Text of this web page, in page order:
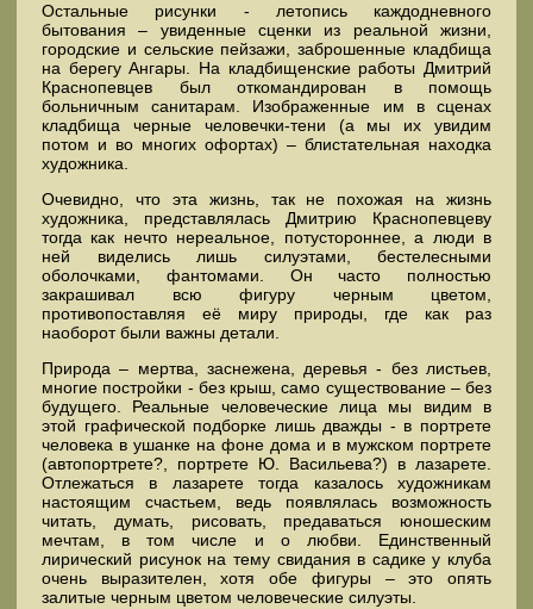
Остальные рисунки - летопись каждодневного
бытования – увиденные сценки из реальной жизни,
городские и сельские пейзажи, заброшенные кладбища
на берегу Ангары. На кладбищенские работы Дмитрий
Краснопевцев был откомандирован в помощь
больничным санитарам. Изображенные им в сценах
кладбища черные человечки-тени (а мы их увидим
потом и во многих офортах) – блистательная находка
художника.
Очевидно, что эта жизнь, так не похожая на жизнь
художника, представлялась Дмитрию Краснопевцеву
тогда как нечто нереальное, потустороннее, а люди в
ней виделись лишь силуэтами, бестелесными
оболочками, фантомами. Он часто полностью
закрашивал всю фигуру черным цветом,
противопоставляя её миру природы, где как раз
наоборот были важны детали.
Природа – мертва, заснежена, деревья - без листьев,
многие постройки - без крыш, само существование – без
будущего. Реальные человеческие лица мы видим в
этой графической подборке лишь дважды - в портрете
человека в ушанке на фоне дома и в мужском портрете
(автопортрете?, портрете Ю. Васильева?) в лазарете.
Отлежаться в лазарете тогда казалось художникам
настоящим счастьем, ведь появлялась возможность
читать, думать, рисовать, предаваться юношеским
мечтам, в том числе и о любви. Единственный
лирический рисунок на тему свидания в садике у клуба
очень выразителен, хотя обе фигуры – это опять
залитые черным цветом человеческие силуэты.